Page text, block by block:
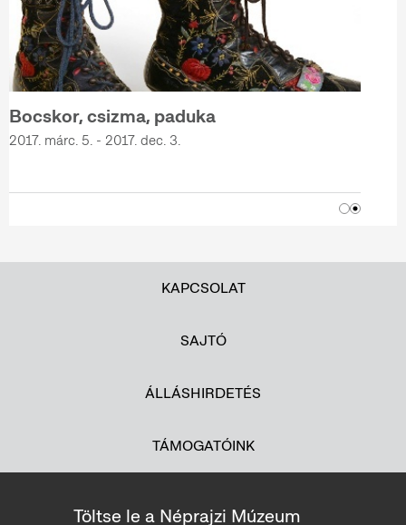
Bocskor, csizma, paduka
2017. márc. 5. - 2017. dec. 3.
KAPCSOLAT
SAJTÓ
ÁLLÁSHIRDETÉS
TÁMOGATÓINK
Töltse le a Néprajzi Múzeum